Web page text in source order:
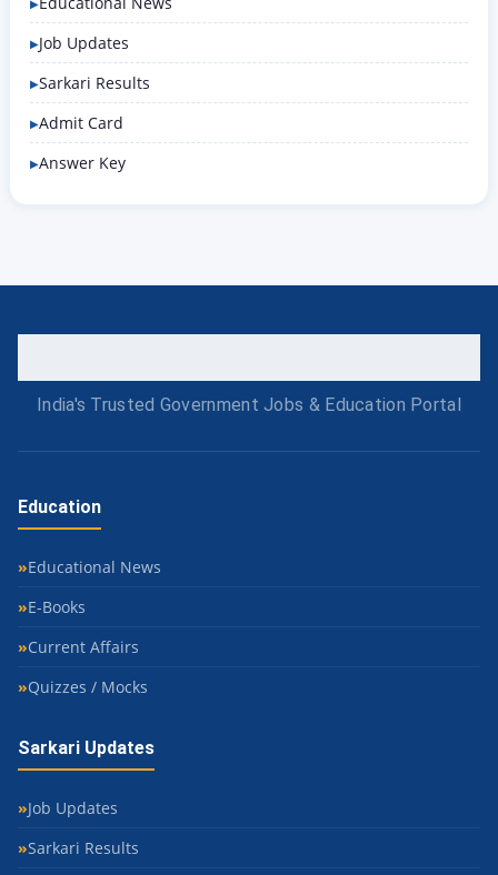
Job Updates
Sarkari Results
Admit Card
Answer Key
India's Trusted Government Jobs & Education Portal
Education
Educational News
E-Books
Current Affairs
Quizzes / Mocks
Sarkari Updates
Job Updates
Sarkari Results